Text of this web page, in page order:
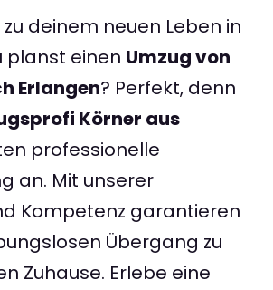
deinem neuen Leben in
planst einen Umzug von
Erlangen? Perfekt, denn
Körner aus
professionelle
an. Mit unserer
Kompetenz garantieren
Übergang zu
Zuhause. Erlebe eine